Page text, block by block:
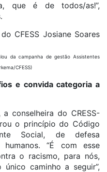
que é de todos/as!”,
da campanha de gestão Assistentes
CFESS)
e convida categoria a
conselheira do CRESS-
o princípio do Código
Social, de defesa
“É com esse
o racismo, para nós,
caminho a seguir”,